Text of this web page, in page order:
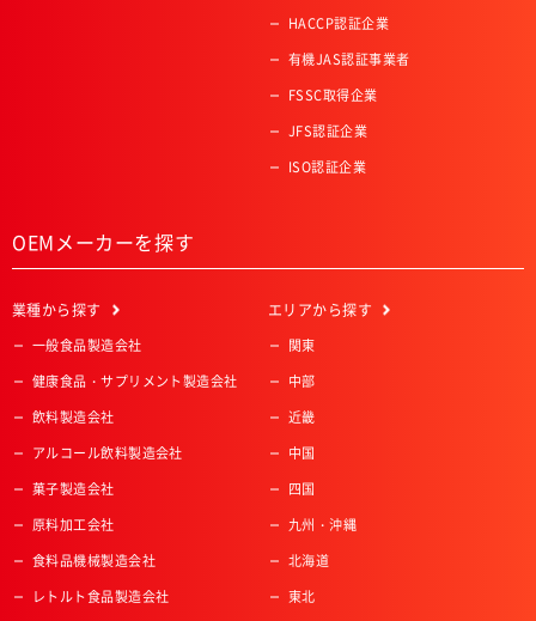
HACCP認証企業
有機JAS認証事業者
FSSC取得企業
JFS認証企業
ISO認証企業
OEMメーカーを探す
業種から探す
一般食品製造会社
健康食品・サプリメント製造会社
飲料製造会社
アルコール飲料製造会社
菓子製造会社
原料加工会社
食料品機械製造会社
レトルト食品製造会社
エリアから探す
関東
中部
近畿
中国
四国
九州・沖縄
北海道
東北